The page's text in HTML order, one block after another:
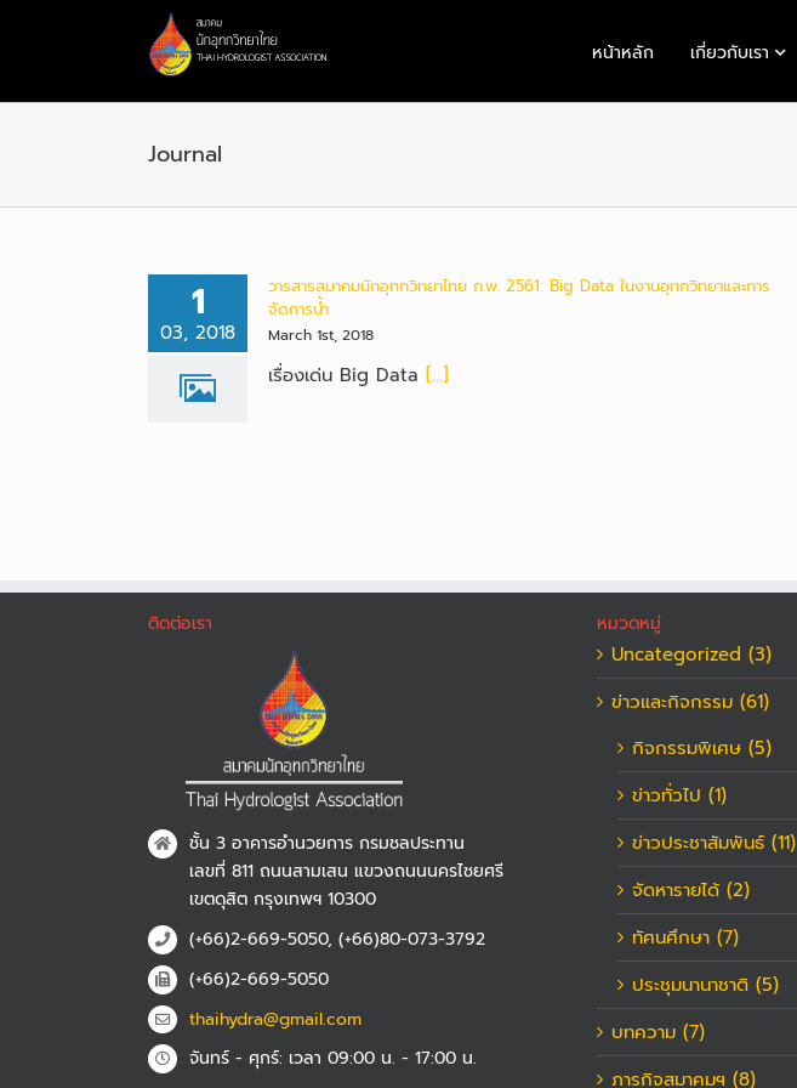
หน้าหลัก เกี่ยวกับเรา
Journal
1
03, 2018
วารสารสมาคมนักอุทกวิทยาไทย ก.พ. 2561: Big Data ในงานอุทกวิทยาและการ
จัดการน้ำ
March 1st, 2018
เรื่องเด่น Big Data [...]
ติดต่อเรา
ชั้น 3 อาคารอำนวยการ กรมชลประทาน
เลขที่ 811 ถนนสามเสน แขวงถนนนครไชยศรี
เขตดุสิต กรุงเทพฯ 10300
(+66)2-669-5050, (+66)80-073-3792
(+66)2-669-5050
thaihydra@gmail.com
จันทร์ - ศุกร์: เวลา 09:00 น. - 17:00 น.
หมวดหมู่
Uncategorized (3)
ข่าวและกิจกรรม (61)
กิจกรรมพิเศษ (5)
ข่าวทั่วไป (1)
ข่าวประชาสัมพันธ์ (11)
จัดหารายได้ (2)
ทัศนศึกษา (7)
ประชุมนานาชาติ (5)
บทความ (7)
ภารกิจสมาคมฯ (8)